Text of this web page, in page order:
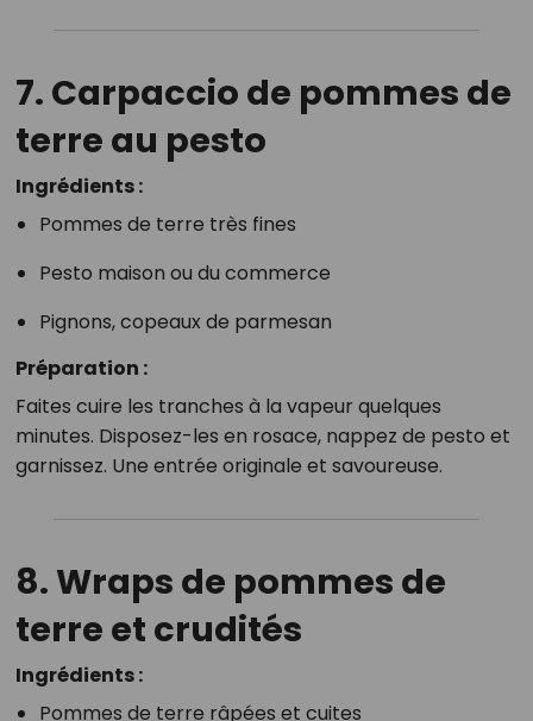
7. Carpaccio de pommes de
terre au pesto
Ingrédients :
Pommes de terre très fines
Pesto maison ou du commerce
Pignons, copeaux de parmesan
Préparation :
Faites cuire les tranches à la vapeur quelques
minutes. Disposez-les en rosace, nappez de pesto et
garnissez. Une entrée originale et savoureuse.
8. Wraps de pommes de
terre et crudités
Ingrédients :
Pommes de terre râpées et cuites